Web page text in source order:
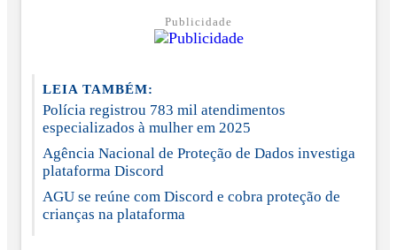
Publicidade
LEIA TAMBÉM:
Polícia registrou 783 mil atendimentos
especializados à mulher em 2025
Agência Nacional de Proteção de Dados investiga
plataforma Discord
AGU se reúne com Discord e cobra proteção de
crianças na plataforma